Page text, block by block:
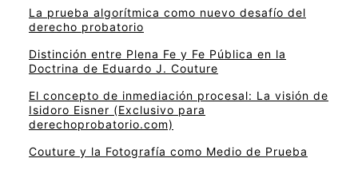
La prueba algorítmica como nuevo desafío del
derecho probatorio
Distinción entre Plena Fe y Fe Pública en la
Doctrina de Eduardo J. Couture
El concepto de inmediación procesal: La visión de
Isidoro Eisner (Exclusivo para
derechoprobatorio.com)
Couture y la Fotografía como Medio de Prueba